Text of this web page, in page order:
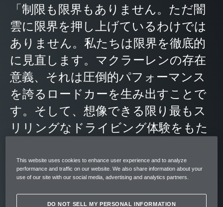
「制限も限界もありません。ただ闇
雲に限界を押し上げているわけでは
ありません。私たちは限界を徹底的
に見直します。マクラーレンの存在
意義、それは圧倒的パフォーマンス
を誇るロードカーを生み出すことで
す。そして、想像できる限り最もス
リリングなドライビング体験をもた
私たちが行うことすべての中心にはイノベー
まず、現状を上回る結果を出すために何がで
This website uses cookies to enhance user experience and to analyze
performance and traffic on our website. We also share information about your
use of our site with our social media, advertising and analytics partners.
DO NOT SELL MY PERSONAL INFORMATION